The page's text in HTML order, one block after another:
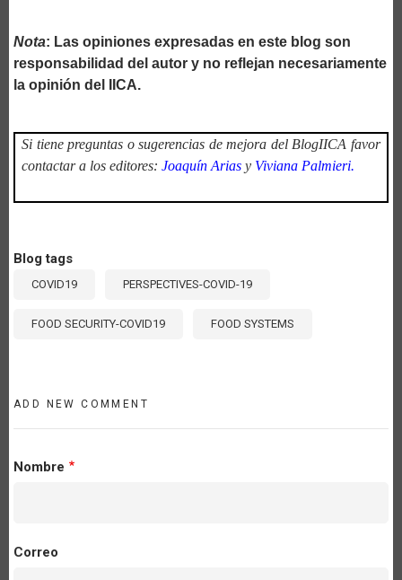
Nota: Las opiniones expresadas en este blog son
responsabilidad del autor y no reflejan necesariamente
la opinión del IICA.
Si tiene preguntas o sugerencias de mejora del BlogIICA favor
contactar a los editores: Joaquín Arias y Viviana Palmieri.
Blog tags
COVID19 PERSPECTIVES-COVID-19
FOOD SECURITY-COVID19 FOOD SYSTEMS
ADD NEW COMMENT
Nombre
Correo